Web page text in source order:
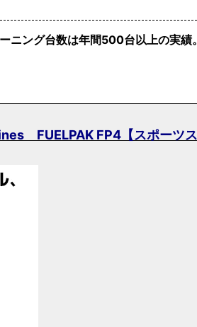
ニング台数は年間500台以上の実績。
FUELPAK FP4【スポーツ